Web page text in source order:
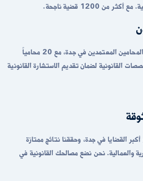
من 1200 قضية ناجحة.
نحن نضم نخبة من أفضل المحامين المعتمدين في جدة، مع 20 محامياً
القانونية لضمان تقديم الاستشارة القانونية
القضايا في جدة، وحققنا نتائج ممتازة
والعمالية. نحن نضع مصالحك القانونية في